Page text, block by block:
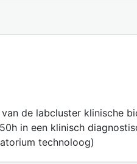
de labcluster klinische
in een klinisch
technoloog)